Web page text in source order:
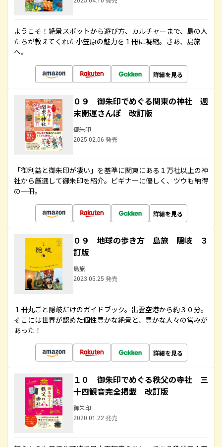
ようこそ！絶景スポットから遊び方、カルチャーまで、島の人
たちが教えてくれた小笠原の魅力を１冊に凝縮。さあ、島旅
へ。
詳細を見る
０９ 御朱印でめぐる関東の神社 週
末開運さんぽ 改訂版
御朱印
2025.02.06 発売
「御利益と御朱印が凄い」を基準に関東にある１万社以上の神
社から厳選して御朱印を紹介。ビギナーに優しく、ツウも納得
の一冊。
詳細を見る
０９ 地球の歩き方 島旅 隠岐 ３
訂版
島旅
2023.05.25 発売
１冊丸ごと隠岐だけのガイドブック。出雲空港から約３０分。
そこには世界が認めた個性豊かな絶景と、豊かな人々の営みが
あった！
詳細を見る
１０ 御朱印でめぐる秩父の寺社 三
十四観音完全掲載 改訂版
御朱印
2020.01.22 発売